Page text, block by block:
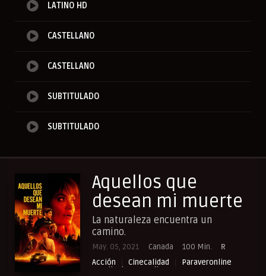
LATINO HD
CASTELLANO
CASTELLANO
SUBTITULADO
SUBTITULADO
Aquellos que
desean mi muerte
La naturaleza encuentra un
camino.
May. 05, 2021 Canada 100 Min.
R
Acción
Cinecalidad
Paraveronline
Peliculas Castellano